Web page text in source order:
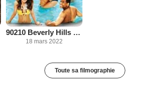
90210 Beverly Hills Nouvelle Génération
18 mars 2022
Toute sa filmographie